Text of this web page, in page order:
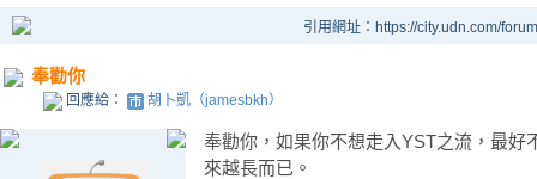
引用網址：https://city.udn.com/
奉勸你
回應給： 胡卜凱（jamesbkh）
奉勸你，如果你不想走入YST之流，最
來越長而已。